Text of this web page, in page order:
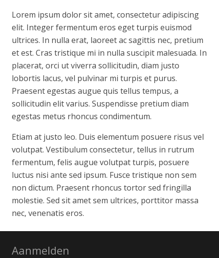
Lorem ipsum dolor sit amet, consectetur adipiscing
elit. Integer fermentum eros eget turpis euismod
ultrices. In nulla erat, laoreet ac sagittis nec, pretium
et est. Cras tristique mi in nulla suscipit malesuada. In
placerat, orci ut viverra sollicitudin, diam justo
lobortis lacus, vel pulvinar mi turpis et purus.
Praesent egestas augue quis tellus tempus, a
sollicitudin elit varius. Suspendisse pretium diam
egestas metus rhoncus condimentum.
Etiam at justo leo. Duis elementum posuere risus vel
volutpat. Vestibulum consectetur, tellus in rutrum
fermentum, felis augue volutpat turpis, posuere
luctus nisi ante sed ipsum. Fusce tristique non sem
non dictum. Praesent rhoncus tortor sed fringilla
molestie. Sed sit amet sem ultrices, porttitor massa
nec, venenatis eros.
Aanmelden